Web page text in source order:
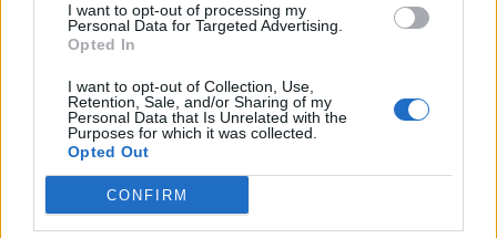
I want to opt-out of processing my
Personal Data for Targeted Advertising.
Opted In
I want to opt-out of Collection, Use,
Retention, Sale, and/or Sharing of my
Personal Data that Is Unrelated with the
Purposes for which it was collected.
Opted Out
CONFIRM